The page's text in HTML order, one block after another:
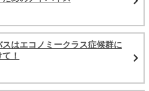
スはエコノミークラス症候群に
！